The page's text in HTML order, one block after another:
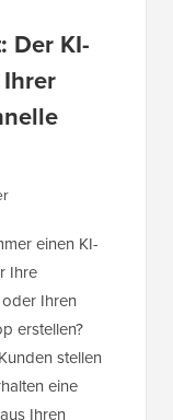
Der KI-
einen KI-
Ihre
Ihren
erstellen?
stellen
eine
Ihren